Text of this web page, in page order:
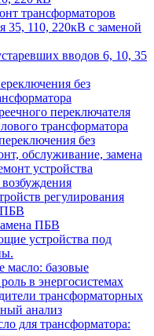
трансформаторов
35, 110, 220кВ с заменой
вводов 6, 10, 35
без
переключателя
трансформатора
без
обслуживание, замена
устройства
регулирования
ПБВ
ПБВ
устройства под
масло: базовые
в энергосистемах
трансформаторных
анализ
для трансформатора: